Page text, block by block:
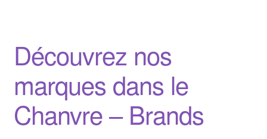
Découvrez nos
marques dans le
Chanvre – Brands